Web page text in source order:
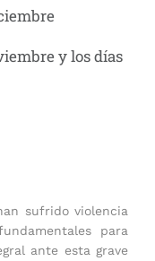
y los días
sufrido violencia
para
ante esta grave